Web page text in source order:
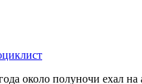
около полуночи ехал на